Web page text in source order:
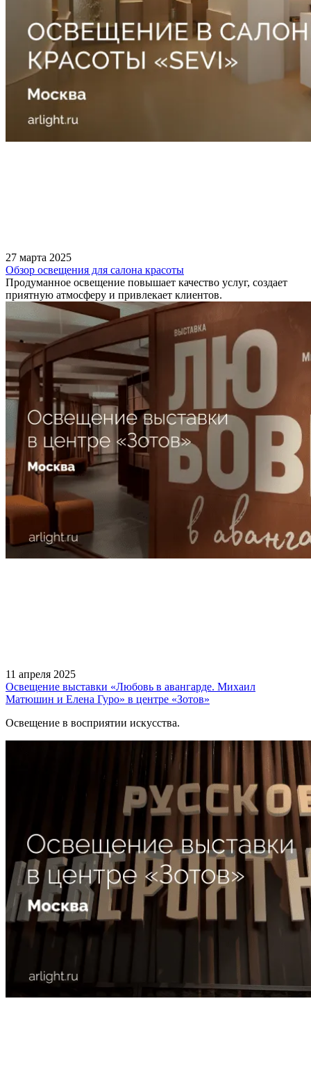
27 марта 2025
Обзор освещения для салона красоты
Продуманное освещение повышает качество услуг, создает
приятную атмосферу и привлекает клиентов.
11 апреля 2025
Освещение выставки «Любовь в авангарде. Михаил
Матюшин и Елена Гуро» в центре «Зотов»
Освещение в восприятии искусства.